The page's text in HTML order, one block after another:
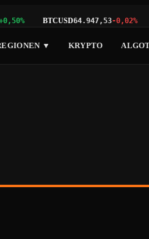
BTCUSD64.947,53-0,02%
▼ KRYPTO